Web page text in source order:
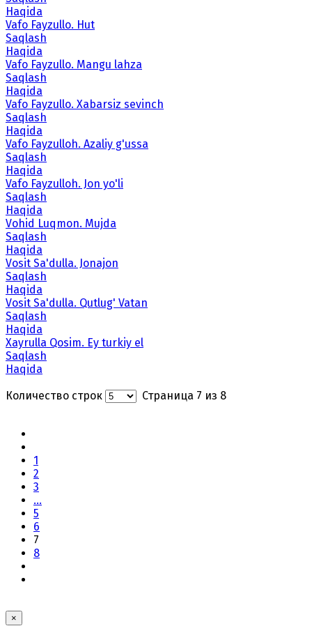
Haqida
Vafo Fayzullo. Hut
Saqlash
Haqida
Vafo Fayzullo. Mangu lahza
Saqlash
Haqida
Vafo Fayzullo. Xabarsiz sevinch
Saqlash
Haqida
Vafo Fayzulloh. Azaliy g'ussa
Saqlash
Haqida
Vafo Fayzulloh. Jon yo'li
Saqlash
Haqida
Vohid Luqmon. Mujda
Saqlash
Haqida
Vosit Sa'dulla. Jonajon
Saqlash
Haqida
Vosit Sa'dulla. Qutlug' Vatan
Saqlash
Haqida
Xayrulla Qosim. Ey turkiy el
Saqlash
Haqida
Количество строк
Страница 7 из 8
1
2
3
...
5
6
7
8
×